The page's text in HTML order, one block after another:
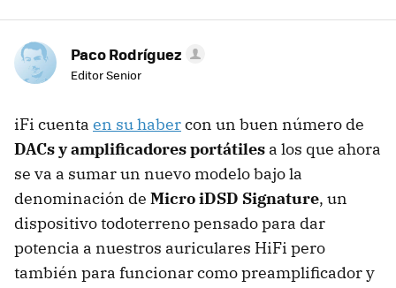
Paco Rodríguez
Editor Senior
iFi cuenta en su habercon un buen número de
DACs y amplificadores portátiles a los que ahora
se va a sumar un nuevo modelo bajo la
denominación de Micro iDSD Signature, un
dispositivo todoterreno pensado para dar
potencia a nuestros auriculares HiFi pero
también para funcionar como preamplificador y